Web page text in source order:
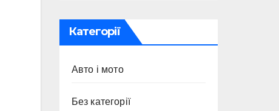
Категорії
Авто і мото
Без категорії